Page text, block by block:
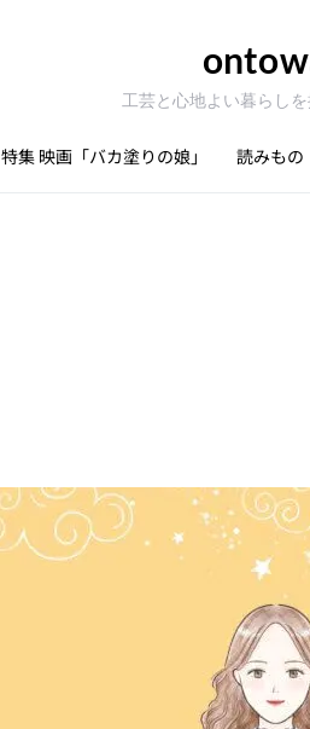
工芸と心地よい暮らし
特集 映画「バカ塗りの娘」 読みもの